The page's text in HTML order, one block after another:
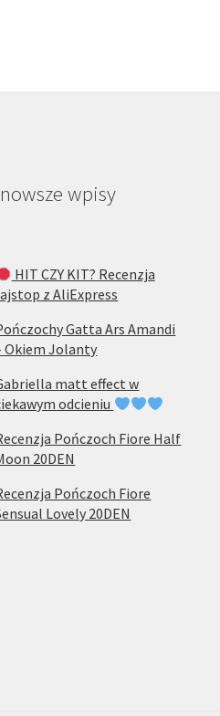
wpisy
HIT CZY KIT? Recenzja
z AliExpress
Gatta Ars Amandi
Okiem Jolanty
matt effect w
odcieniu
Pończoch Fiore Half
20DEN
Pończoch Fiore
Lovely 20DEN